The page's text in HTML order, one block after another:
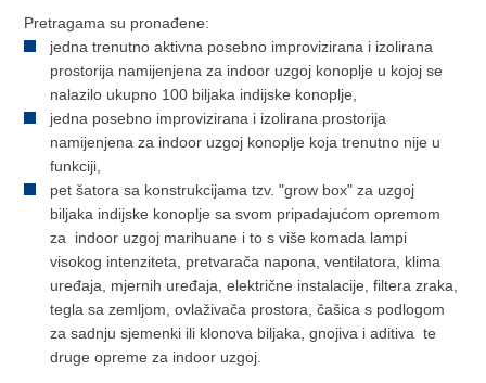
Pretragama su pronađene:
jedna trenutno aktivna posebno improvizirana i izolirana
prostorija namijenjena za indoor uzgoj konoplje u kojoj se
nalazilo ukupno 100 biljaka indijske konoplje,
jedna posebno improvizirana i izolirana prostorija
namijenjena za indoor uzgoj konoplje koja trenutno nije u
funkciji,
pet šatora sa konstrukcijama tzv. "grow box" za uzgoj
biljaka indijske konoplje sa svom pripadajućom opremom
za indoor uzgoj marihuane i to s više komada lampi
visokog intenziteta, pretvarača napona, ventilatora, klima
uređaja, mjernih uređaja, električne instalacije, filtera zraka,
tegla sa zemljom, ovlaživača prostora, čašica s podlogom
za sadnju sjemenki ili klonova biljaka, gnojiva i aditiva te
druge opreme za indoor uzgoj.